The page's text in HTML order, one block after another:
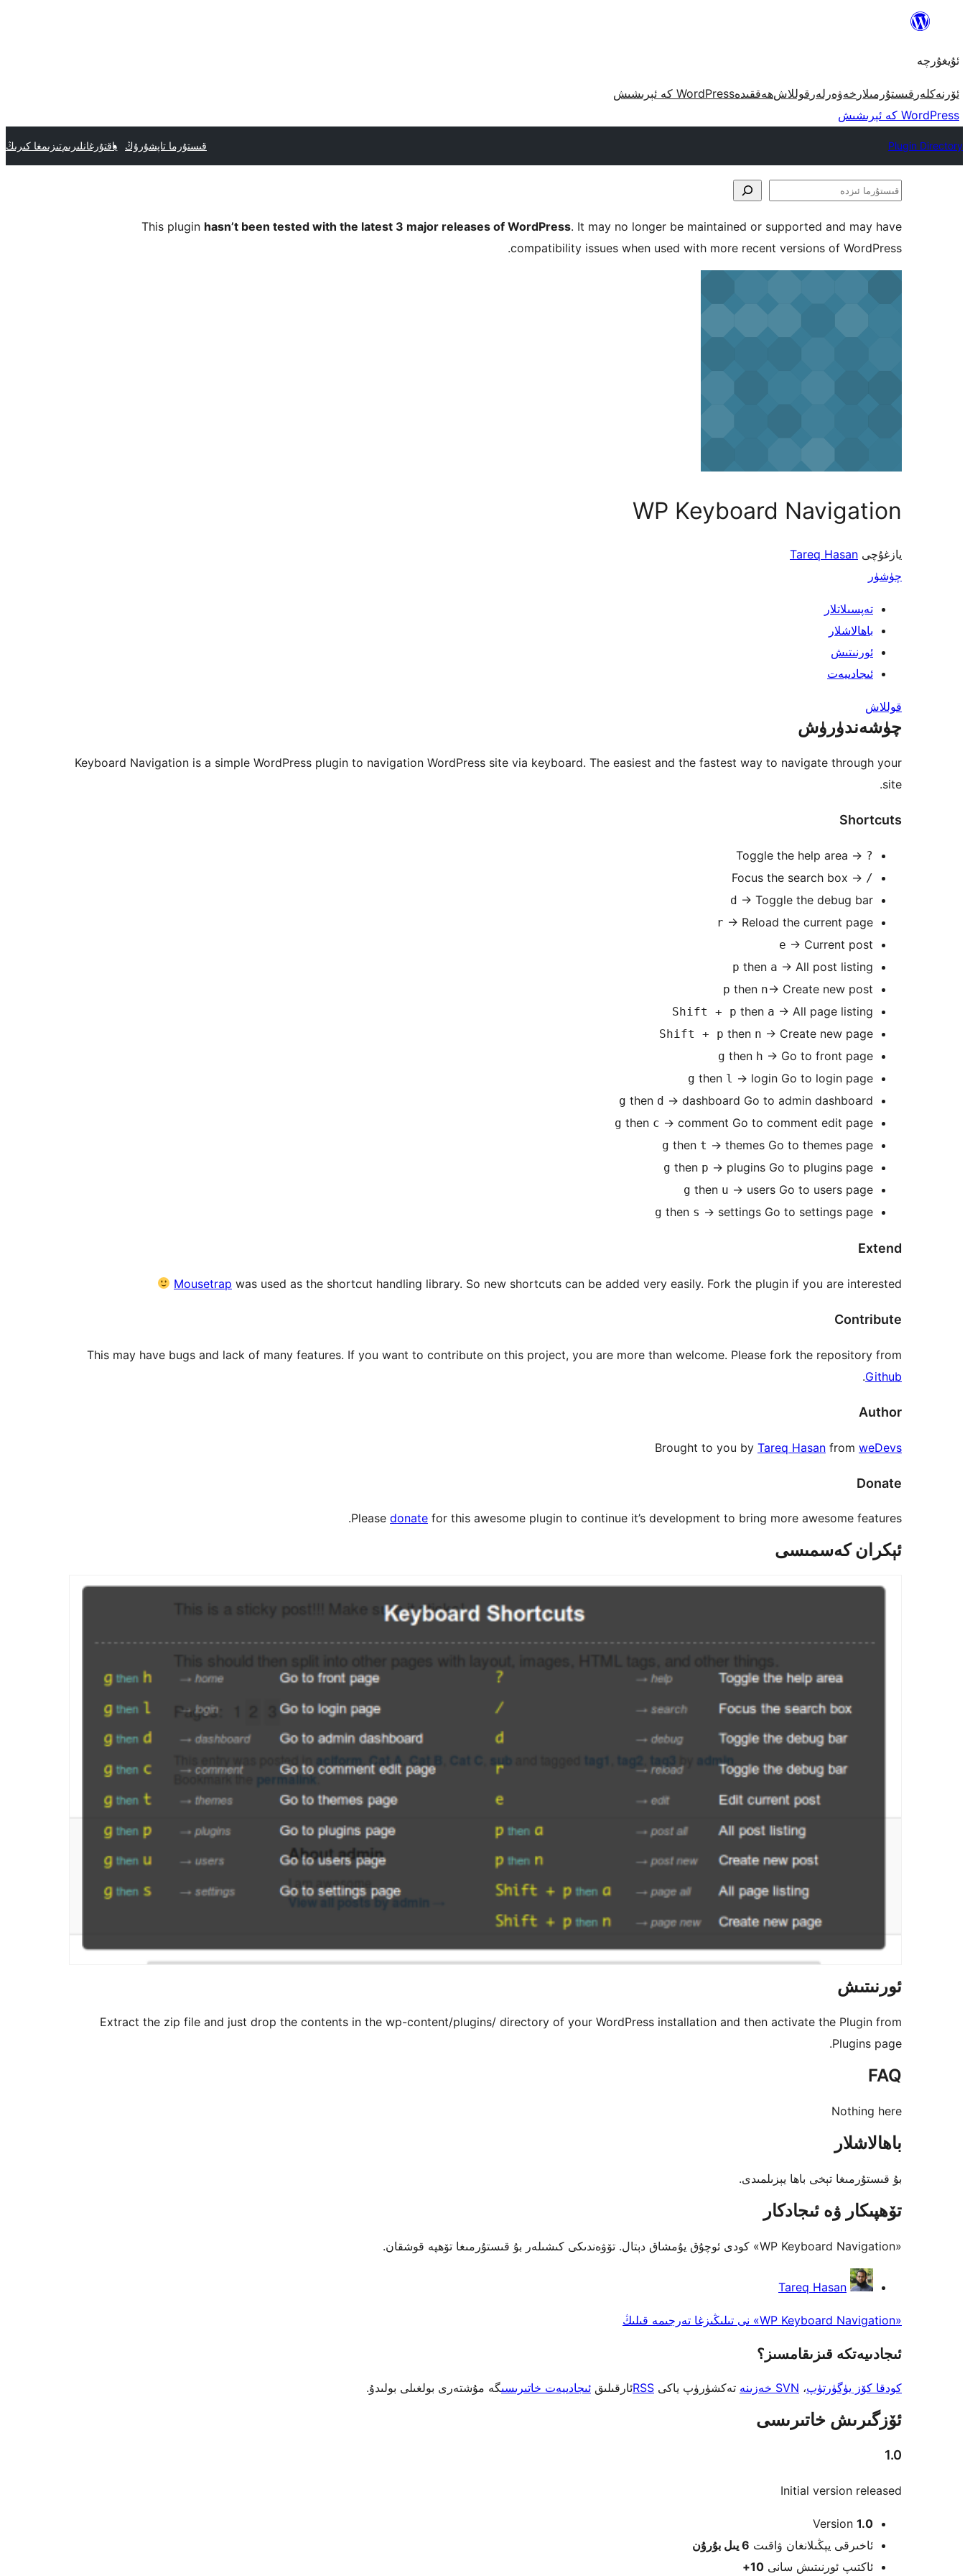
مەزمۇنغا
ئۇيغۇرچە
ئۆرنەكلەر قىستۇرمىلار خەۋەرلەر قوللاشھەققىدەWordPress كە ئېرىشىش
WordPress كە ئېرىشىش
Plugin Directory قىستۇرما تاپشۇرۇڭ ياقتۇرغانلىرىمتىزىمغا كىرىڭ
قىستۇرما
This plugin hasn’t been tested with the latest 3 major releases of WordPress. It may no longer be maintained or supported and may have
compatibility issues when used with more recent versions of WordPress.
WP Keyboard Navigation
يازغۇچى Tareq Hasan
چۈشۈر
تەپسىلاتلار
باھالاشلار
ئورنىتىش
ئىجادىيەت
قوللاش
چۈشەندۈرۈش
Keyboard Navigation is a simple WordPress plugin to navigation WordPress site via keyboard. The easiest and the fastest way to navigate through your
site.
Shortcuts
?
→
/
→
d → Toggle the debug bar
r → Reload the current page
e → Current post
p then a → All post listing
p then n→ Create new post
Shift + p then a → All page listing
Shift + p then n → Create new page
g then h → Go to front page
g then l → login Go to login page
g then d → dashboard Go to admin dashboard
g then c → comment Go to comment edit page
g then t → themes Go to themes page
g then p → plugins Go to plugins page
g then u → users Go to users page
g then s → settings Go to settings page
Extend
Mousetrap was used as the shortcut handling library. So new shortcuts can be added very easily. Fork the plugin if you are interested
Contribute
This may have bugs and lack of many features. If you want to contribute on this project, you are more than welcome. Please fork the repository from
Github
.
Author
Brought to you by Tareq Hasan from weDevs
Donate
Please donate for this awesome plugin to continue it’s development to bring more awesome features.
ئېكران كەسمىسى
ئورنىتىش
Extract the zip file and just drop the contents in the wp-content/plugins/ directory of your WordPress installation and then activate the Plugin from
Plugins page.
FAQ
Nothing here
باھالاشلار
بۇ قىستۇرمىغا تېخى باھا يېزىلمىدى.
تۆھپىكار ۋە ئىجادكار
«WP Keyboard Navigation» كودى ئوچۇق يۇمشاق دېتال. تۆۋەندىكى كىشىلەر بۇ قىستۇرمىغا تۆھپە قوشقان.
تۆھپىكار
Tareq Hasan
«WP Keyboard Navigation» نى تىلىڭىزغا تەرجىمە قىلىڭ
ئىجادىيەتكە قىزىقامسىز؟
كودقا كۆز يۈگۈرتۈپ، SVN خەزىنە تەكشۈرۈپ ياكى RSSئارقىلىق ئىجادىيەت خاتىرىسىگە مۇشتەرى بولغىلى بولىدۇ.
ئۆزگىرىش خاتىرىسى
1.0
Initial version released
Meta
Version 1.0
ئاخىرقى يېڭىلانغان ۋاقىت 6 يىل
بۇرۇن
ئاكتىپ ئورنىتىش سانى 10+